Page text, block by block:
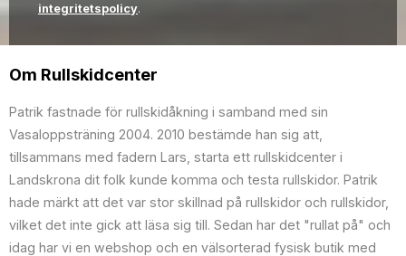
integritetspolicy.
Om Rullskidcenter
Patrik fastnade för rullskidåkning i samband med sin
Vasaloppsträning 2004. 2010 bestämde han sig att,
tillsammans med fadern Lars, starta ett rullskidcenter i
Landskrona dit folk kunde komma och testa rullskidor. Patrik
hade märkt att det var stor skillnad på rullskidor och rullskidor,
vilket det inte gick att läsa sig till. Sedan har det "rullat på" och
idag har vi en webshop och en välsorterad fysisk butik med